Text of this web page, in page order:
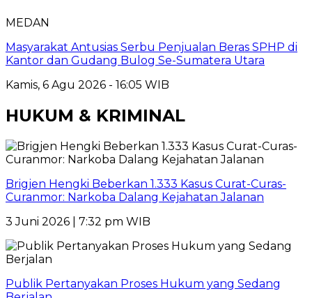
MEDAN
Masyarakat Antusias Serbu Penjualan Beras SPHP di
Kantor dan Gudang Bulog Se-Sumatera Utara
Kamis, 6 Agu 2026 - 16:05 WIB
HUKUM & KRIMINAL
Brigjen Hengki Beberkan 1.333 Kasus Curat-Curas-
Curanmor: Narkoba Dalang Kejahatan Jalanan
3 Juni 2026 | 7:32 pm WIB
Publik Pertanyakan Proses Hukum yang Sedang